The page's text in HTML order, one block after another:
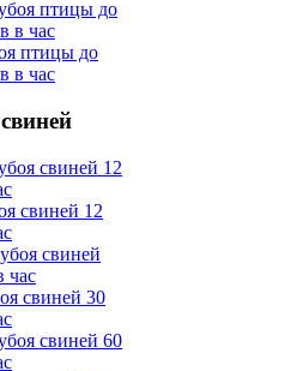
птицы до
в час
свиней 12
свиней 30